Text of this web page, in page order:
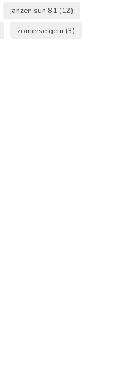
janzen sun 81 (12)
zomerse geur(3)